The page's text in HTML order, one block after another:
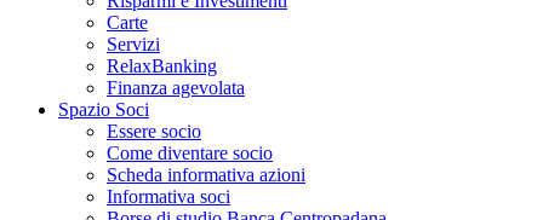
Carte
Servizi
RelaxBanking
Finanza agevolata
Spazio Soci
Essere socio
Come diventare socio
Scheda informativa azioni
Informativa soci